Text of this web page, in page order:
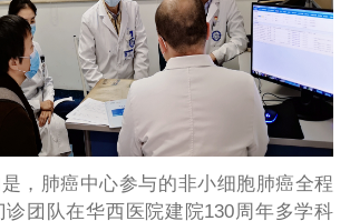
，肺癌中心参与的非小细胞肺癌全程
诊团队在华西医院建院130周年多学科